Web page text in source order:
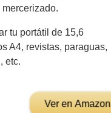
tu portátil de 15,6
A4, revistas, paraguas,
etc.
Ver en Amazon